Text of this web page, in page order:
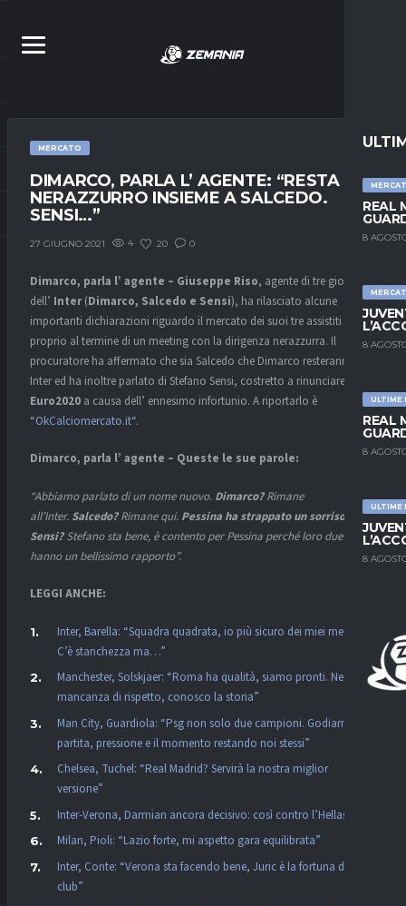
REAL
8
8
ULTIME
REAL
8
ULTIME
8
MERCATO
DIMARCO, PARLA L’ AGENTE: “RESTA IN
NERAZZURRO INSIEME A SALCEDO.
SENSI…”
27 GIUGNO 2021 4 20 0
Dimarco, parla l’ agente – Giuseppe Riso, agente di tre giocatori
dell’ Inter(Dimarco, Salcedo e Sensi), ha rilasciato alcune
importanti dichiarazioni riguardo il mercato dei suoi tre assistiti
proprio al termine di un meeting con la dirigenza nerazzurra. Il
procuratore ha affermato che sia Salcedo che Dimarco resteranno all’
Inter ed ha inoltre parlato di Stefano Sensi, costretto a rinunciare ad
Euro2020 a causa dell’ ennesimo infortunio. A riportarlo è
“OkCalciomercato.it“.
Dimarco, parla l’ agente – Queste le sue parole:
“Abbiamo parlato di un nome nuovo. Dimarco?Rimane
all’Inter. Salcedo?Rimane qui. Pessina ha strappato un sorriso a
Sensi?Stefano sta bene, è contento per Pessina perché loro due
hanno un bellissimo rapporto”.
LEGGI ANCHE:
Inter, Barella: “Squadra quadrata, io più sicuro dei miei mezzi.
C’è stanchezza ma…”
Manchester, Solskjaer: “Roma ha qualità, siamo pronti. Nessuna
mancanza di rispetto, conosco la storia”
Man City, Guardiola: “Psg non solo due campioni. Godiamoci la
partita, pressione e il momento restando noi stessi”
Chelsea, Tuchel: “Real Madrid? Servirà la nostra miglior
versione”
Inter-Verona, Darmian ancora decisivo: così contro l’Hellas
Milan, Pioli: “Lazio forte, mi aspetto gara equilibrata”
Inter, Conte: “Verona sta facendo bene, Juric è la fortuna dei
club”